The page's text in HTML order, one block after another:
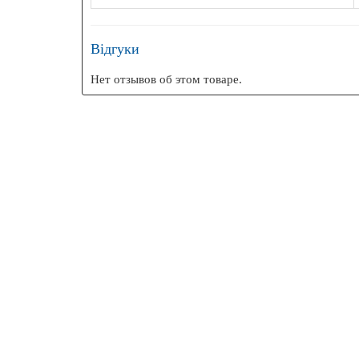
Відгуки
Нет отзывов об этом товаре.